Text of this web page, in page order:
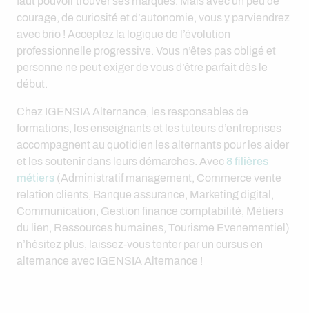
courage, de curiosité et d’autonomie, vous y parviendrez
avec brio ! Acceptez la logique de l’évolution
professionnelle progressive. Vous n’êtes pas obligé et
personne ne peut exiger de vous d’être parfait dès le
début.
Chez IGENSIA Alternance, les responsables de
formations, les enseignants et les tuteurs d’entreprises
accompagnent au quotidien les alternants pour les aider
et les soutenir dans leurs démarches. Avec 8 filières
métiers (Administratif management, Commerce vente
relation clients, Banque assurance, Marketing digital,
Communication, Gestion finance comptabilité, Métiers
du lien, Ressources humaines, Tourisme Evenementiel)
n’hésitez plus, laissez-vous tenter par un cursus en
alternance avec IGENSIA Alternance !